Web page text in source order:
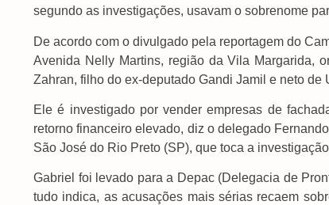
segundo as investigações, usavam o sobrenome
De acordo com o divulgado pela reportagem do
Avenida Nelly Martins, região da Vila Margarida,
Zahran, filho do ex-deputado Gandi Jamil e neto de
Ele é investigado por vender empresas de
retorno financeiro elevado, diz o delegado
São José do Rio Preto (SP), que toca a
Gabriel foi levado para a Depac (Delegacia de
tudo indica, as acusações mais sérias recaem